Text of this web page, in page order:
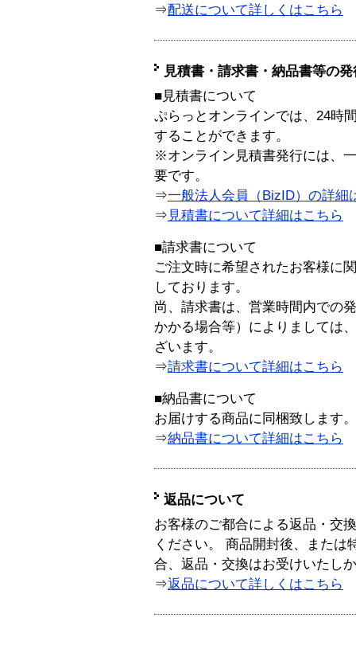
⇒配送について詳しくはこちら
見積書・請求書・納品書等の
■見積書について
ぷらっとオンラインでは、24時
することができます。
※オンライン見積書発行には、
要です。
⇒一般法人会員（BizID）の詳細
⇒ 見積書について詳細はこちら
■請求書について
ご注文時に希望されたお客様に
しております。
尚、請求書は、営業時間内での
かかる場合等）によりましては
ざいます。
⇒請求書について詳細はこちら
■納品書について
お届けする商品に同梱致します。
⇒納品書について詳細はこちら
返品について
お客様のご都合による返品・交
ください。 商品開封後、または
合、返品・交換はお受けいたし
⇒返品について詳しくはこちら